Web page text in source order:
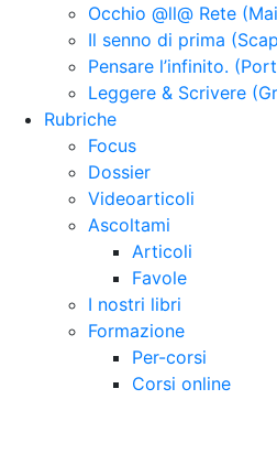
Occhio @ll@ Rete
Il senno di prima
Pensare l’infinito.
Leggere & Scrivere
Rubriche
Focus
Dossier
Videoarticoli
Ascoltami
Articoli
Favole
I nostri libri
Formazione
Per-corsi
Corsi online